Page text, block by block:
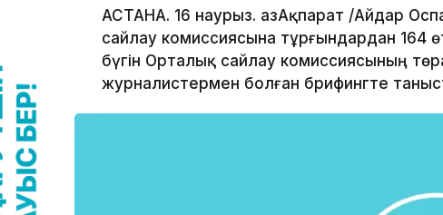
АСТАНА. 16 наурыз. ҚазАқпарат /Айдар
сайлау комиссиясына тұрғындардан 164
бүгін Орталық сайлау комиссиясының
журналистермен болған брифингте